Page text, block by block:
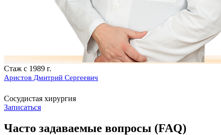
Стаж с 1989 г.
Аристов Дмитрий Сергеевич
Сосудистая хирургия
Записаться
Часто задаваемые вопросы (FAQ)